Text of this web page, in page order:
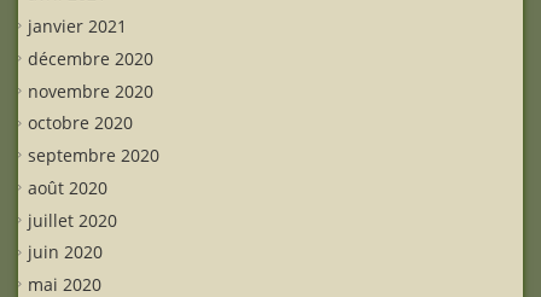
janvier 2021
décembre 2020
novembre 2020
octobre 2020
septembre 2020
août 2020
juillet 2020
juin 2020
mai 2020